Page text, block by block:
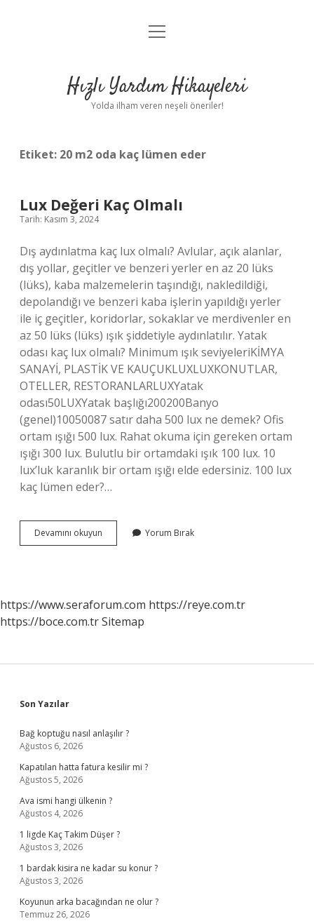
Anasayfa
Yasal Uyarı
menüyü
Hızlı Yardım Hikayeleri
Yolda ilham veren neşeli öneriler!
Etiket: 20 m2 oda kaç lümen eder
Lux Değeri Kaç Olmalı
Tarih: Kasım 3, 2024
Dış aydınlatma kaç lux olmalı? Avlular, açık alanlar,
dış yollar, geçitler ve benzeri yerler en az 20 lüks
(lüks), kaba malzemelerin taşındığı, nakledildiği,
depolandığı ve benzeri kaba işlerin yapıldığı yerler
ile iç geçitler, koridorlar, sokaklar ve merdivenler en
az 50 lüks (lüks) ışık şiddetiyle aydınlatılır. Yatak
odası kaç lux olmalı? Minimum ışık seviyeleriKİMYA
SANAYİ, PLASTİK VE KAUÇUKLUXLUXKONUTLAR,
OTELLER, RESTORANLARLUXYatak
odası50LUXYatak başlığı200200Banyo
(genel)10050087 satır daha 500 lux ne demek? Ofis
ortam ışığı 500 lux. Rahat okuma için gereken ortam
ışığı 300 lux. Bulutlu bir ortamdaki ışık 100 lux. 10
lux’luk karanlık bir ortam ışığı elde edersiniz. 100 lux
kaç lümen eder?…
Devamını okuyun
Değeri
Yorum Bırak
https://www.seraforum.com https://reye.com.tr
https://boce.com.trSitemap
Sidebar
Son Yazılar
Bağ koptuğu nasıl anlaşılır ?
Ağustos 6, 2026
Kapatılan hatta fatura kesilir mi ?
Ağustos 5, 2026
Ava ismi hangi ülkenin ?
Ağustos 4, 2026
1 ligde Kaç Takim Düşer ?
Ağustos 3, 2026
1 bardak kisira ne kadar su konur ?
Ağustos 3, 2026
Koyunun arka bacağından ne olur ?
Temmuz 26, 2026